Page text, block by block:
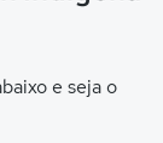
e seja o